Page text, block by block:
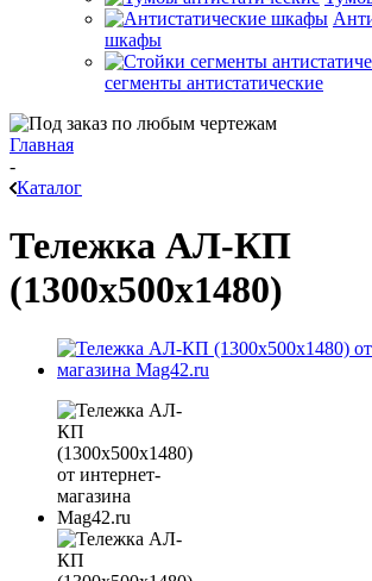
шкафы
сегменты антистатические
Главная
-
Каталог
Тележка АЛ-КП
(1300x500x1480)